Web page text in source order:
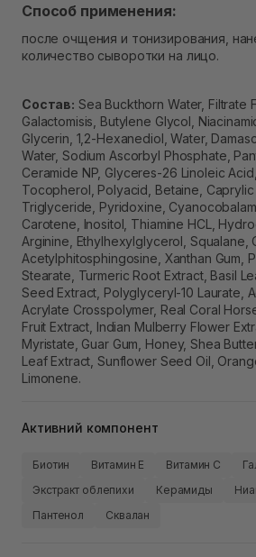
Способ применения:
после очщения и тонизирования,
количество сыворотки на лицо.
Состав: Sea Buckthorn Water, Filtrate
Galactomisis, Butylene Glycol,
Glycerin, 1,2-Hexanediol, Water,
Water, Sodium Ascorbyl Phosphate,
Ceramide NP, Glyceres-26 Linoleic
Tocopherol, Polyacid, Betaine,
Triglyceride, Pyridoxine,
Carotene, Inositol, Thiamine HCL,
Arginine, Ethylhexylglycerol, Squalane,
Acetylphitosphingosine, Xanthan Gum,
Stearate, Turmeric Root Extract, Basil
Seed Extract, Polyglyceryl-10 Laurate,
Acrylate Crosspolymer, Real Coral
Fruit Extract, Indian Mulberry Flower
Myristate, Guar Gum, Honey, Shea
Leaf Extract, Sunflower Seed Oil,
Limonene.
Активний компонент
Биотин Витамин Е Витамин C
Экстракт облепихи
Керамиды
Пантенол
Сквалан